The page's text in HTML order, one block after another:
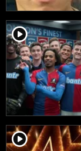
player2
player2